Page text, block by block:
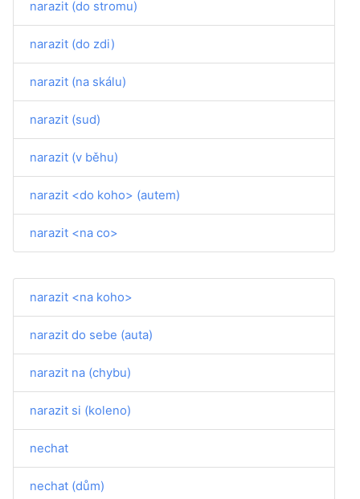
narazit (do stromu)
narazit (do zdi)
narazit (na skálu)
narazit (sud)
narazit (v běhu)
narazit <do koho> (autem)
narazit <na co>
narazit <na koho>
narazit do sebe (auta)
narazit na (chybu)
narazit si (koleno)
nechat
nechat (dům)